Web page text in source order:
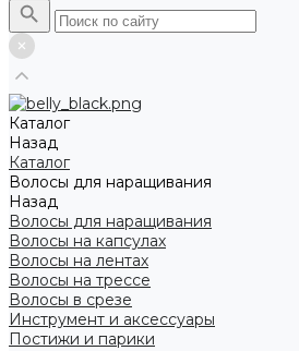
Каталог
Назад
Каталог
Волосы для наращивания
Назад
Волосы для наращивания
Волосы на капсулах
Волосы на лентах
Волосы на трессе
Волосы в срезе
Инструмент и аксессуары
Постижи и парики